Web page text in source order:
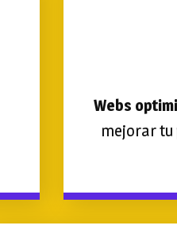
Webs
mejorar tu